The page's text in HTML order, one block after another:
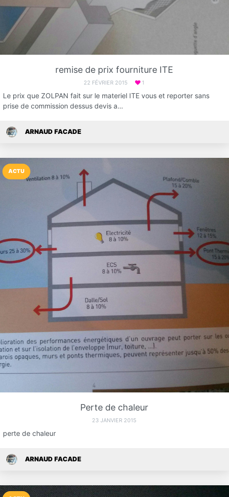
remise de prix fourniture ITE
22 FÉVRIER 2015 1
Le prix que ZOLPAN fait sur le materiel ITE vous et reporter sans
prise de commission dessus devis a…
ARNAUD FACADE
ACTU
Perte de chaleur
23 JANVIER 2015
perte de chaleur
ARNAUD FACADE